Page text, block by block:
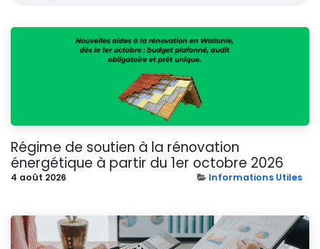
Régime de soutien à la rénovation
énergétique à partir du 1er octobre 2026
4 août 2026 Informations Utiles